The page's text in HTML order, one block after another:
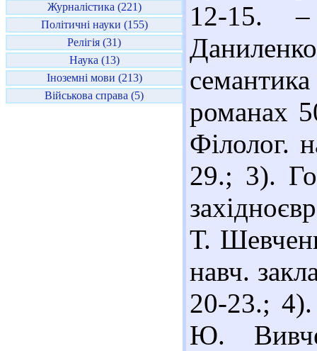
Журналістика (221)
Політичні науки (155)
Релігія (31)
Наука (13)
Іноземні мови (213)
Військова справа (5)
12-15.
романах
Філолог.
29.; 3).
Т.
навч.
20-23.;
Ю.